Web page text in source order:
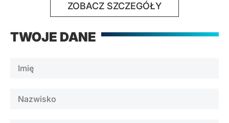
ZOBACZ SZCZEGÓŁY
TWOJE DANE